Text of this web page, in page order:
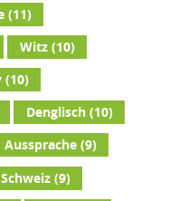
(11)
Witz(10)
(10)
Denglisch(10)
Aussprache(9)
Schweiz(9)